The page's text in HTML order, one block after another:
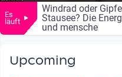
Es
läuft
Windrad oder
Stausee? Die
und mensche
Upcoming